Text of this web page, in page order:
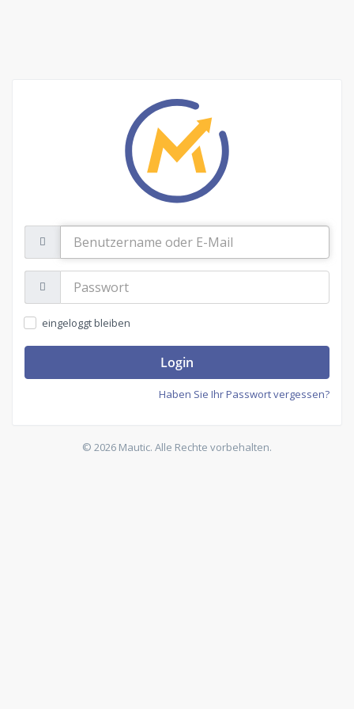
oder
E-
Mail
eingeloggt bleiben
Login
Haben Sie Ihr Passwort vergessen?
© 2026 Mautic. Alle Rechte vorbehalten.